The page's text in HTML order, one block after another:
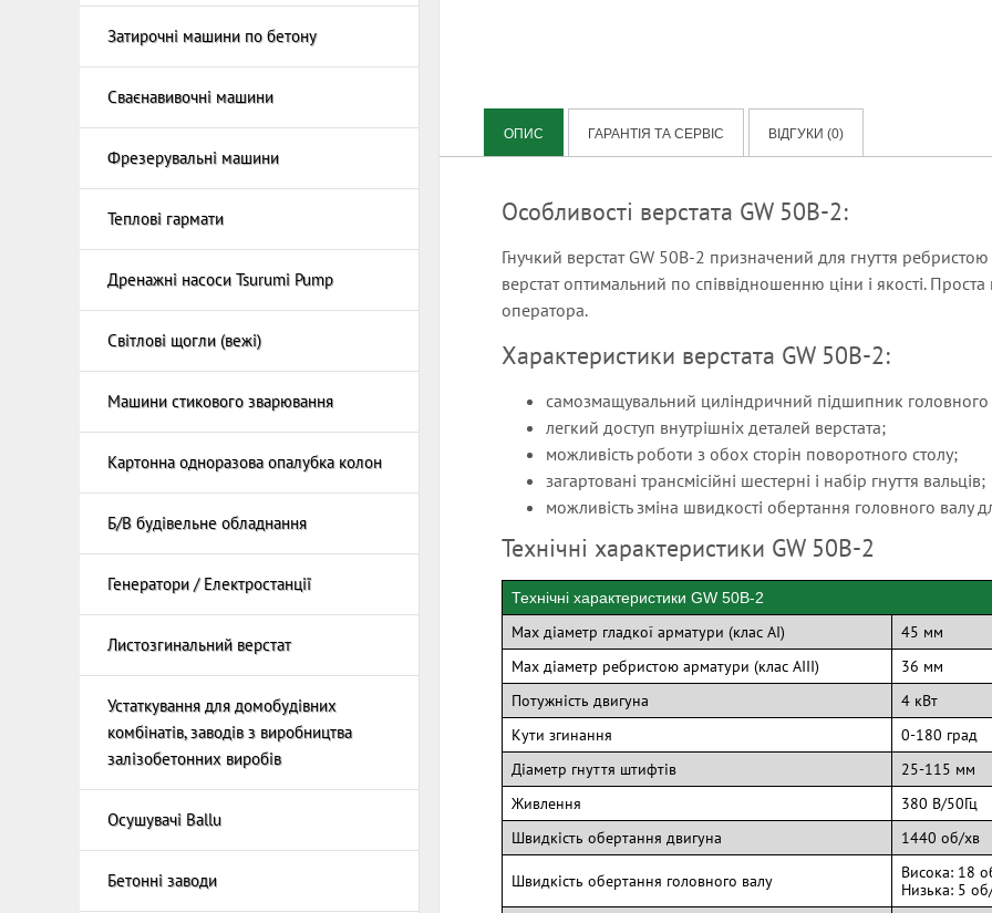
Затирочні машини по бетону
Сваєнавивочні машини
Фрезерувальні машини
Теплові гармати
Теплові гармати електричні Master
Теплова гармата дизельна Master
Дренажні насоси Tsurumi Pump Дренажні насоси Tsurumi
Світлові щогли (вежі)
Щогли освітлення з вбудованим
генератором
Машини стикового зварювання
Картонна одноразова опалубка колон
Б/В будівельне обладнання
Генератори / Електростанції
Дизельні генератори
Бензиновий генератор
Листозгинальний верстат
Устаткування для домобудівних
комбінатів, заводів з виробництва
залізобетонних виробів
Машини стикового зварювання
Сваенавівочні машини
Автоматизовані лінії різання (гнуття)
арматури
Верстати для різання та згинання
Осушувачі Ballu
Бетонні заводи
ОПИС ГАРАНТІЯ ТА СЕРВІС ВІДГУКИ (0)
Особливості верстата GW 50B-2:
Гнучкий верстат GW 50B-2 призначений для гнуття
верстат оптимальний по співвідношенню ціни і якості.
оператора.
Характеристики верстата GW 50B-2:
самозмащувальний циліндричний підшипник головного
легкий доступ внутрішніх деталей верстата;
можливість роботи з обох сторін поворотного столу;
загартовані трансмісійні шестерні і набір гнуття вальців;
можливість зміна швидкості обертання головного валу
Технічні характеристики GW 50B-2
Технічні характеристики GW 50B-2
Мах діаметр гладкої арматури (клас АI)
45 мм
Мах діаметр ребристою арматури (клас АІІІ)
36 мм
Потужність двигуна
4 кВт
Кути згинання
0-180 град
Діаметр гнуття штифтів
25-115 мм
Живлення
380 В/50Гц
Швидкість обертання двигуна
1440 об/хв
Швидкість обертання головного валу
Висока: 18
Низька: 5